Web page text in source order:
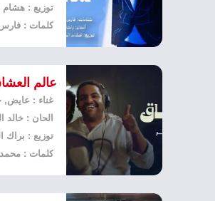
كلمات : فارس
عالم
الحان : خالد
توزيع : براك
كلمات :